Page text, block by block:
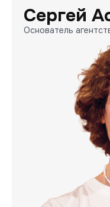
Сергей
Основатель